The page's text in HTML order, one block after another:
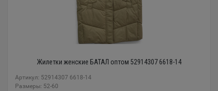
Жилетки женские БАТАЛ оптом 52914307 6618-14
Артикул: 52914307 6618-14
Размеры: 52-60